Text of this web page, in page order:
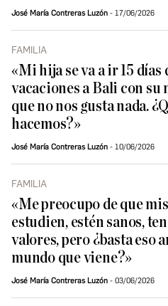
José María Contreras Luzón 17/06/2026
FAMILIA
«Mi hija se va a ir 15 días
vacaciones a Bali con su
que no nos gusta nada.
hacemos?»
José María Contreras Luzón 10/06/2026
FAMILIA
«Me preocupo de que
estudien, estén sanos,
valores, pero ¿basta eso
mundo que viene?»
José María Contreras Luzón 03/06/2026